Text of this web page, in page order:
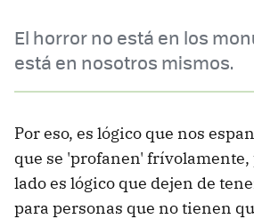
El horror no está en los
está en nosotros mismos.
Por eso, es lógico que nos
que se 'profanen'
lado es lógico que dejen de
para personas que no tienen